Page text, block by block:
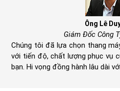
Ông Lê
Giám Đốc Công
Chúng tôi đã lựa chọn thang
với tiến độ, chất lượng phục vụ
bạn. Hi vọng đồng hành lâu dài